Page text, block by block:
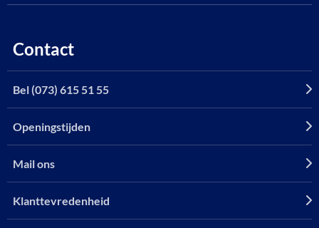
Contact
Bel (073) 615 51 55
Openingstijden
Mail ons
Klanttevredenheid